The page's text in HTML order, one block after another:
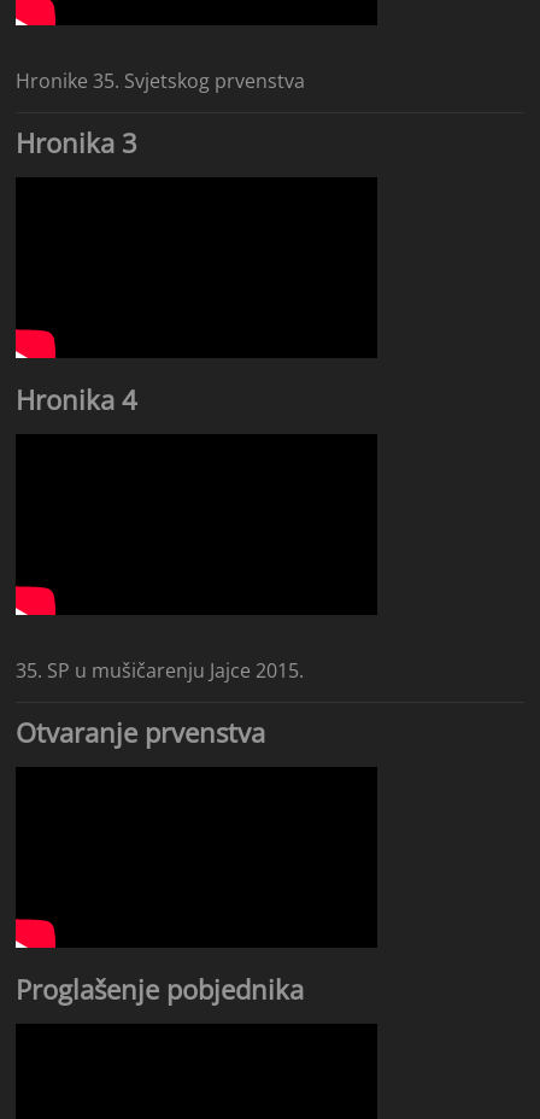
Hronike 35. Svjetskog prvenstva
Hronika 3
Hronika 4
35. SP u mušičarenju Jajce 2015.
Otvaranje prvenstva
Proglašenje pobjednika